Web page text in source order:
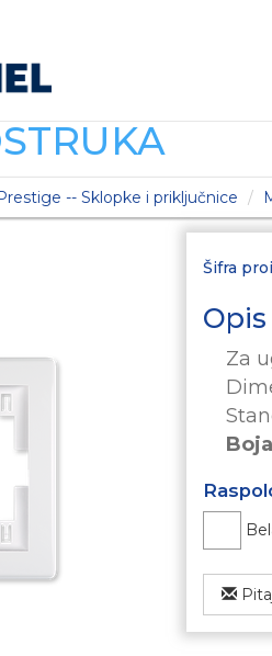
-- Sklopke i priključnice
Šifra
Za
Boja